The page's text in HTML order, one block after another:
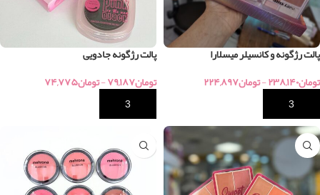
پالت رژگونه و کانسیلر میسلارا
تومان۲۳۸,۱۴۰-تومان۲۲۴,۸۹۷
پالت رژگونه جادویی
تومان۷۹,۱۸۷-تومان۷۴,۷۷۵